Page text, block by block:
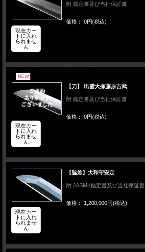
附 鑑定書及び当社保証書
価格： 0円(税込)
現在カー
トに入れ
られませ
ん
NEW
【刀】 出雲大掾藤原吉武
附 鑑定書及び当社保証書
価格： 0円(税込)
現在カー
トに入れ
られませ
ん
【脇差】大和守安定
附 JASMK鑑定書及び当社保証書
価格： 1,200,000円(税込)
現在カー
トに入れ
られませ
ん